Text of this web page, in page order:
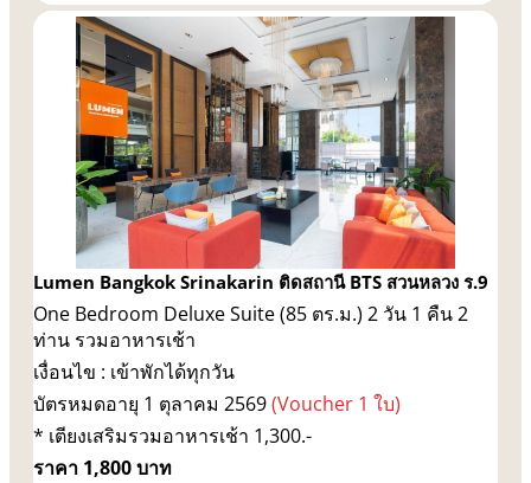
Lumen Bangkok Srinakarin ติดสถานี BTS สวนหลวง ร.9
One Bedroom Deluxe Suite (85 ตร.ม.) 2 วัน 1 คืน 2
ท่าน รวมอาหารเช้า
เงื่อนไข : เข้าพักได้ทุกวัน
บัตรหมดอายุ 1 ตุลาคม 2569(Voucher 1 ใบ)
* เตียงเสริมรวมอาหารเช้า 1,300.-
ราคา 1,800 บาท